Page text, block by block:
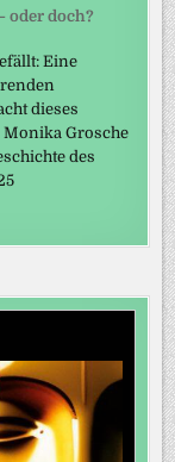
oder doch?
Eine
dieses
Monika Grosche
des